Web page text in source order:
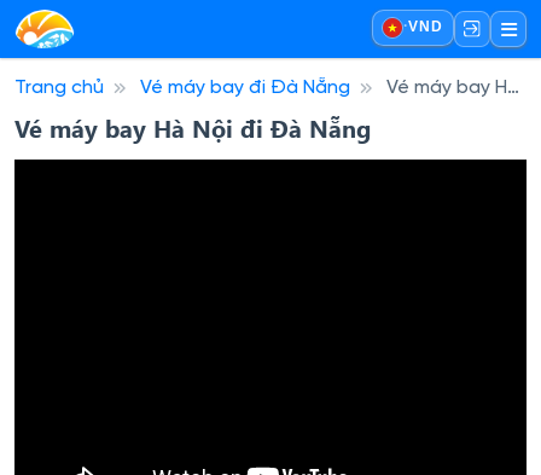
·VND
Trang chủ Vé máy bay đi Đà Nẵng
Vé máy bay Hà
Nội đi Đà Nẵng
Vé máy bay Hà Nội đi Đà Nẵng